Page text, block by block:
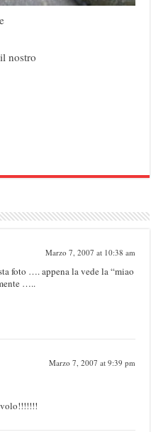
nostro
Marzo 7, 2007 at 10:38 am
foto …. appena la vede la “miao
…..
Marzo 7, 2007 at 9:39 pm